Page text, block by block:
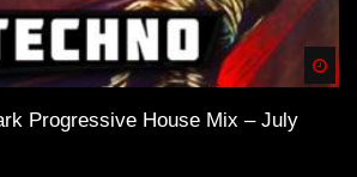
Progressive House Mix – July